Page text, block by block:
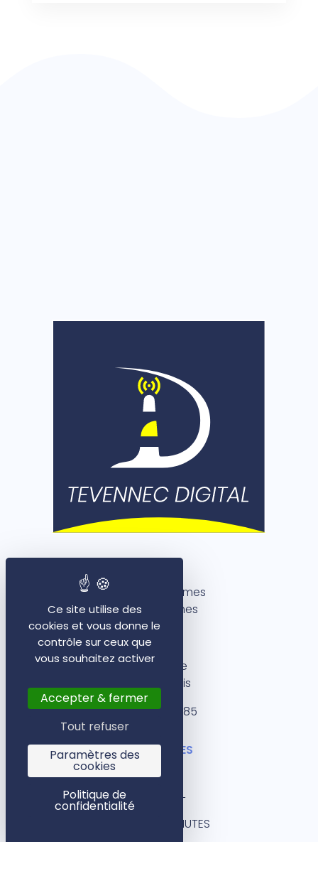
Rennes
5 rue des Dames
35000 Rennes
Paris
1 rue Bleue
75009 Paris
09 72 42 51 85
LIENS UTILES
BLOG
CONTACT
DEVIS EN 3 MINUTES
AUDIT GRATUIT
Ce site utilise des
cookies et vous donne le
contrôle sur ceux que
vous souhaitez activer
Accepter & fermer
Tout refuser
Paramètres des
cookies
Politique de
confidentialité